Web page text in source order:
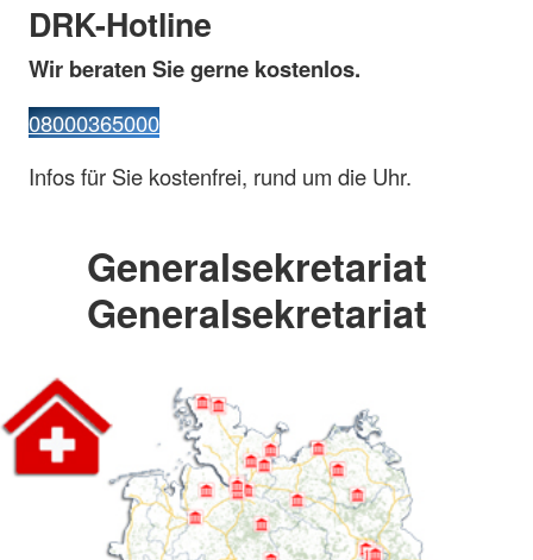
DRK-Hotline
Wir beraten Sie gerne kostenlos.
08000365000
Infos für Sie kostenfrei, rund um die Uhr.
Generalsekretariat
Generalsekretariat